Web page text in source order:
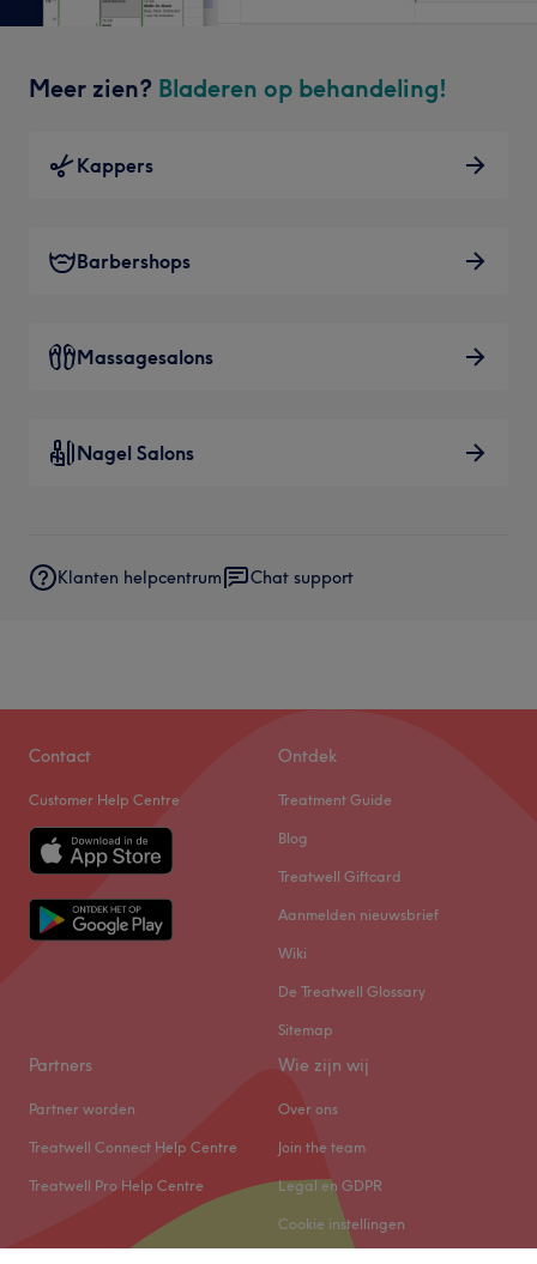
Meer zien? Bladeren op behandeling!
Kappers
Barbershops
Massagesalons
Nagel Salons
Klanten helpcentrum Chat support
Contact
Customer Help Centre
Ontdek
Treatment Guide
Blog
Treatwell Giftcard
Aanmelden nieuwsbrief
Wiki
De Treatwell Glossary
Sitemap
Partners
Partner worden
Treatwell Connect Help Centre
Treatwell Pro Help Centre
Wie zijn wij
Over ons
Join the team
Legal en GDPR
Cookie instellingen